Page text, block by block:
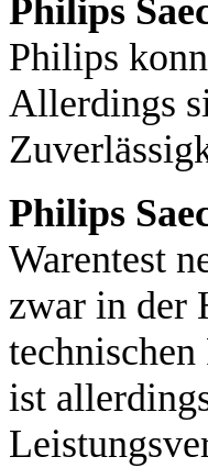
Philips
Philips
Allerdings
Philips
Warentest
zwar in der
ist